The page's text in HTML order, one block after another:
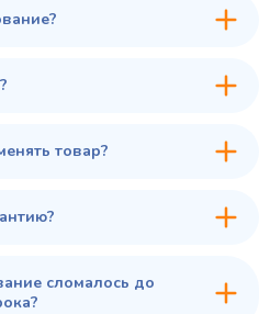
товар?
сломалось до